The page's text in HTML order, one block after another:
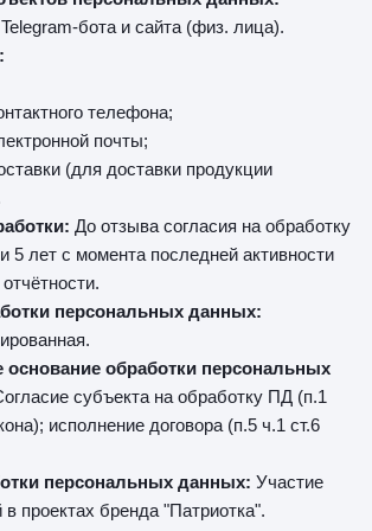
бота и сайта (физ. лица).
телефона;
почты;
(для доставки продукции
До отзыва согласия на обработку
5 лет с момента последней активности
персональных данных:
основание обработки персональных
субъекта на обработку ПД (п.1
исполнение договора (п.5 ч.1 ст.6
персональных данных: Участие
в проектах бренда "Патриотка".